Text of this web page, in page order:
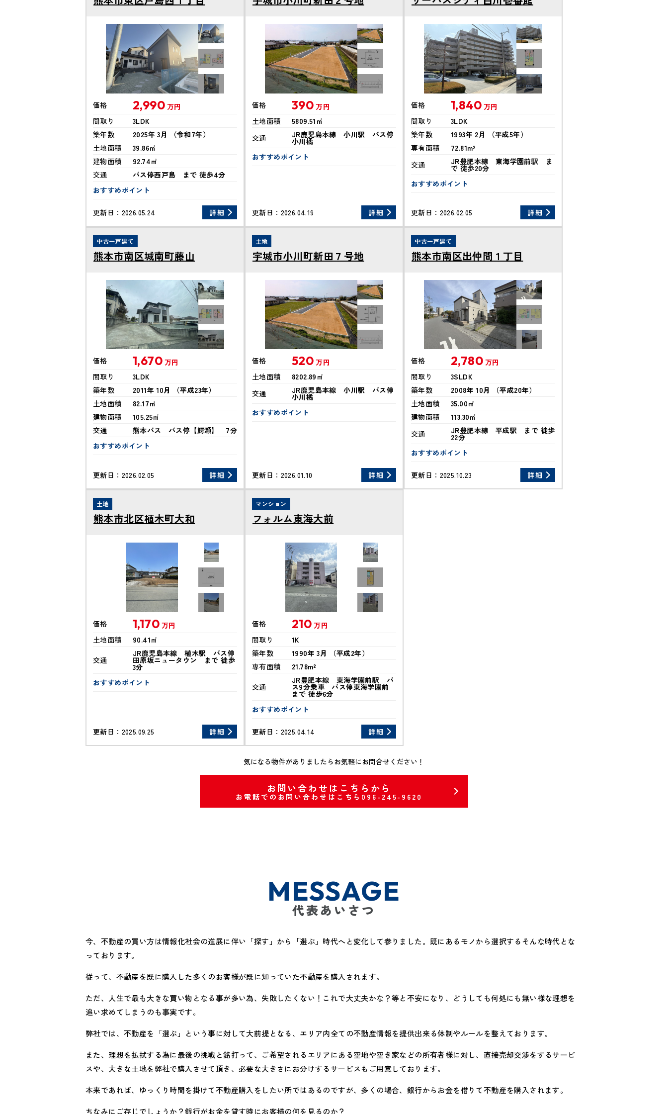
価格 2,990 万円
間取り
3LDK
築年数
2025年 3月 （令和7年）
土地面積
39.86㎡
建物面積
92.74㎡
交通
バス停西戸島 まで 徒歩4分
おすすめポイント
更新日： 2026.05.24 詳細
価格 390 万円
土地面積
5809.51㎡
交通
JR鹿児島本線 小川駅 バス停
小川橘
おすすめポイント
更新日： 2026.04.19 詳細
価格 1,840 万円
間取り
3LDK
築年数
1993年 2月 （平成5年）
専有面積
72.81m²
交通
JR豊肥本線 東海学園前駅 ま
で 徒歩20分
おすすめポイント
更新日： 2026.02.05 詳細
中古一戸建て
熊本市南区城南町藤山
価格 1,670 万円
間取り
3LDK
築年数
2011年 10月 （平成23年）
土地面積
82.17㎡
建物面積
105.25㎡
交通
熊本バス バス停【鰐瀬】 7分
おすすめポイント
更新日： 2026.02.05 詳細
土地
宇城市小川町新田７号地
価格 520 万円
土地面積
8202.89㎡
交通
JR鹿児島本線 小川駅 バス停
小川橘
おすすめポイント
更新日： 2026.01.10 詳細
中古一戸建て
熊本市南区出仲間１丁目
価格 2,780 万円
間取り
3SLDK
築年数
2008年 10月 （平成20年）
土地面積
35.00㎡
建物面積
113.30㎡
交通
JR豊肥本線 平成駅 まで 徒歩
22分
おすすめポイント
更新日： 2025.10.23 詳細
土地
熊本市北区植木町大和
価格 1,170 万円
土地面積
90.41㎡
交通
JR鹿児島本線 植木駅 バス停
田原坂ニュータウン まで 徒歩
3分
おすすめポイント
更新日： 2025.09.25 詳細
マンション
フォルム東海大前
価格 210 万円
間取り
1K
築年数
1990年 3月 （平成2年）
専有面積
21.78m²
交通
JR豊肥本線 東海学園前駅 バ
ス9分乗車 バス停東海学園前
まで 徒歩6分
おすすめポイント
更新日： 2025.04.14 詳細
気になる物件がありましたらお気軽にお問合せください！
お問い合わせはこちらから
お電話でのお問い合わせはこちら096-245-9620
代表あいさつ
MESSAGE
今、不動産の買い方は情報化社会の進展に伴い「探す」から「選ぶ」時代へと変化して参りました。既にあるモノから選択するそんな時代とな
っております。
従って、不動産を既に購入した多くのお客様が既に知っていた不動産を購入されます。
ただ、人生で最も大きな買い物となる事が多い為、失敗したくない！これで大丈夫かな？等と不安になり、どうしても何処にも無い様な理想を
追い求めてしまうのも事実です。
弊社では、不動産を「選ぶ」という事に対して大前提となる、エリア内全ての不動産情報を提供出来る体制やルールを整えております。
また、理想を払拭する為に最後の挑戦と銘打って、ご希望されるエリアにある空地や空き家などの所有者様に対し、直接売却交渉をするサービ
スや、大きな土地を弊社で購入させて頂き、必要な大きさにお分けするサービスもご用意しております。
本来であれば、ゆっくり時間を掛けて不動産購入をしたい所ではあるのですが、多くの場合、銀行からお金を借りて不動産を購入されます。
ちなみにご存じでしょうか？銀行がお金を貸す時にお客様の何を見るのか？